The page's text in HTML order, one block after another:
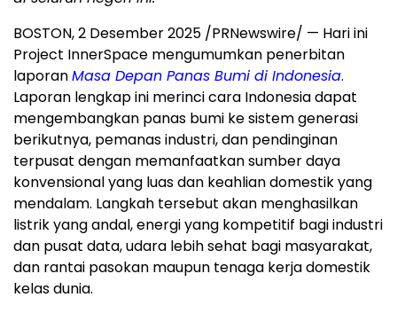
BOSTON,2 Desember 2025 /PRNewswire/ — Hari ini
Project InnerSpace mengumumkan penerbitan
laporanMasa Depan Panas Bumi di Indonesia.
Laporan lengkap ini merinci cara Indonesiadapat
mengembangkan panas bumi ke sistem generasi
berikutnya, pemanas industri, dan pendinginan
terpusat dengan memanfaatkan sumber daya
konvensional yang luas dan keahlian domestik yang
mendalam. Langkah tersebut akan menghasilkan
listrik yang andal, energi yang kompetitif bagi industri
dan pusat data, udara lebih sehat bagi masyarakat,
dan rantai pasokan maupun tenaga kerja domestik
kelas dunia.